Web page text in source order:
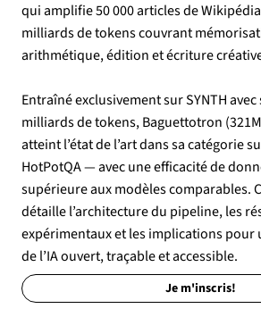
qui amplifie 50 000 articles de
milliards de tokens couvrant
arithmétique, édition et écriture
Entraîné exclusivement sur SYNTH
milliards de tokens, Baguettotron
atteint l’état de l’art dans sa catégorie
HotPotQA — avec une efficacité de
supérieure aux modèles comparables.
détaille l’architecture du pipeline, les
expérimentaux et les implications pour
de l’IA ouvert, traçable et accessible.
Je m'inscris!